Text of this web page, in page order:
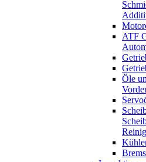
ATF
Öle